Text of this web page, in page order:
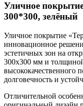
Уличное
300*300, зелёный
Уличное покрытие
инновационное
эстетичных зон на
300х300 мм и
высококачественного
долговечность и
Отличительной